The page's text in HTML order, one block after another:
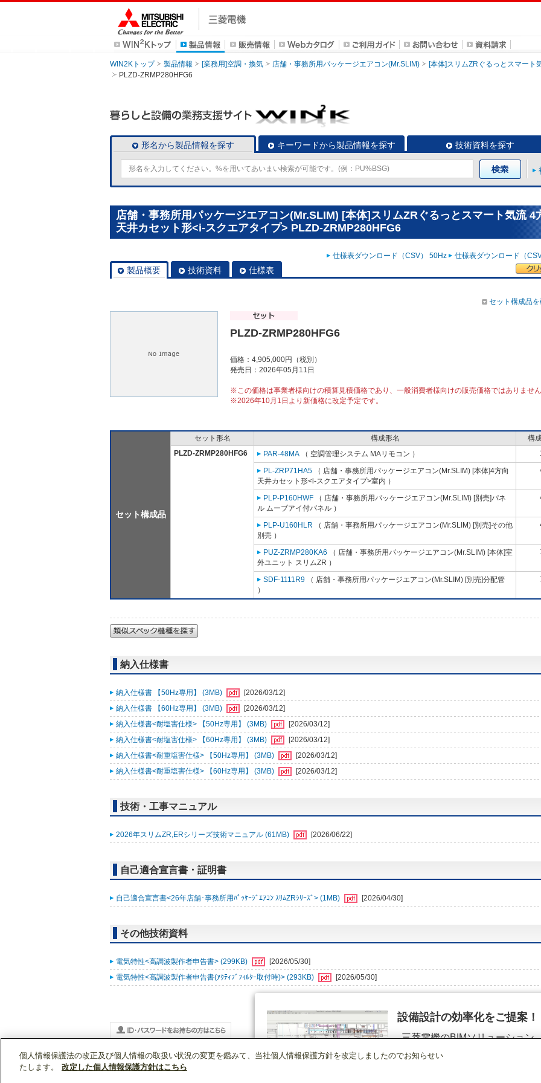
WIN2Kトップ 製品情報 [業務用]空調・換気 店舗・事務所用パッケージエアコン(Mr.SLIM)
[本体]スリムZRぐるっとスマート
PLZD-ZRMP280HFG6
形名から製品情報を探す キーワードから製品情報を探す 技術資料を探す
店舗・事務所用パッケージエアコン(Mr.SLIM) [本体]スリムZRぐるっとスマート気流 4
天井カセット形<i-スクエアタイプ> PLZD-ZRMP280HFG6
仕様表ダウンロード（CSV） 50Hz 仕様表ダウンロード（
製品概要 技術資料 仕様表
セット構成品
PLZD-ZRMP280HFG6
価格：4,905,000円（税別）
発売日：2026年05月11日
※この価格は事業者様向けの積算見積価格であり、一般消費者様向けの販売価格ではありませ
※2026年10月1日より新価格に改定予定です。
セット構成品
セット形名 構成形名
構
PLZD-ZRMP280HFG6
PAR-48MA （ 空調管理システム MAリモコン ）
PL-ZRP71HA5 （ 店舗・事務所用パッケージエアコン(Mr.SLIM) [本体]4方向
天井カセット形<i-スクエアタイプ>室内 ）
PLP-P160HWF （ 店舗・事務所用パッケージエアコン(Mr.SLIM) [別売]パネ
ル ムーブアイ付パネル ）
PLP-U160HLR （ 店舗・事務所用パッケージエアコン(Mr.SLIM) [別売]その他
別売 ）
PUZ-ZRMP280KA6 （ 店舗・事務所用パッケージエアコン(Mr.SLIM) [本体]室
外ユニット スリムZR ）
SDF-1111R9 （ 店舗・事務所用パッケージエアコン(Mr.SLIM) [別売]分配管
）
納入仕様書
納入仕様書 【50Hz専用】 (3MB)
[2026/03/12]
納入仕様書 【60Hz専用】 (3MB)
[2026/03/12]
納入仕様書<耐塩害仕様> 【50Hz専用】 (3MB)
[2026/03/12]
納入仕様書<耐塩害仕様> 【60Hz専用】 (3MB)
[2026/03/12]
納入仕様書<耐重塩害仕様> 【50Hz専用】 (3MB)
[2026/03/12]
納入仕様書<耐重塩害仕様> 【60Hz専用】 (3MB)
[2026/03/12]
技術・工事マニュアル
2026年スリムZR,ERシリーズ技術マニュアル (61MB) [2026/06/22]
自己適合宣言書・証明書
自己適合宣言書<26年店舗･事務所用ﾊﾟｯｹｰｼﾞｴｱｺﾝ ｽﾘﾑZRｼﾘｰｽﾞ> (1MB) [2026/04/30]
その他技術資料
電気特性<高調波製作者申告書> (299KB)
[2026/05/30]
電気特性<高調波製作者申告書(ｱｸﾃｨﾌﾞﾌｨﾙﾀｰ取付時)> (293KB)
[2026/05/30]
WIN2Kトップ 製品情報 [業務用]空調・換気 店舗・事務所用パッケージエアコン(Mr.SLIM)
[本体]スリムZRぐるっとスマート
PLZD-ZRMP280HFG6
設備設計の効率化をご提案！
三菱電機のBIMソリューション
（空調.換気.照明）
個人情報保護法の改正及び個人情報の取扱い状況の変更を鑑みて、当社個人情報保護方針を改定しましたのでお知らせい
たします。
改定した個人情報保護方針はこちら